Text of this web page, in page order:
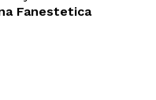
Fanestetica